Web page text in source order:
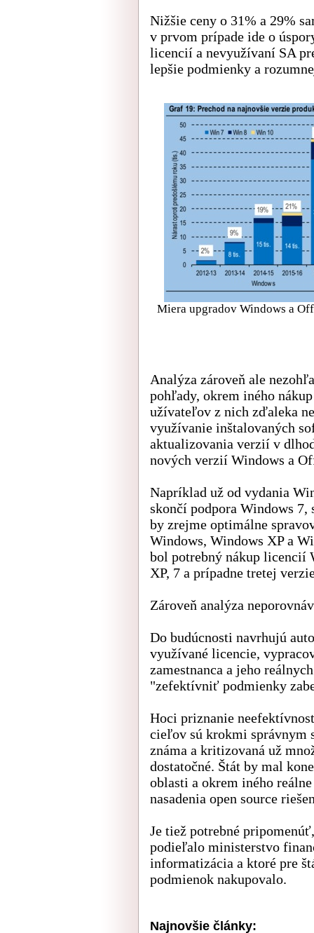
Nižšie ceny o 31% a 29%
v prvom prípade ide o
licencií a nevyužívaní SA
lepšie podmienky a
Miera upgradov Windows a
Analýza zároveň ale
pohľady, okrem iného
užívateľov z nich zďaleka
využívanie inštalovaných
aktualizovania verzií v
nových verzií Windows a
Napríklad už od vydania
skončí podpora Windows
by zrejme optimálne
Windows, Windows XP a
bol potrebný nákup licencií
XP, 7 a prípadne tretej
Zároveň analýza
Do budúcnosti navrhujú
využívané licencie,
zamestnanca a jeho
"zefektívniť podmienky
Hoci priznanie
cieľov sú krokmi správnym
známa a kritizovaná už
dostatočné. Štát by mal
oblasti a okrem iného
nasadenia open source
Je tiež potrebné
podieľalo ministerstvo
informatizácia a ktoré pre
podmienok nakupovalo.
Najnovšie články: